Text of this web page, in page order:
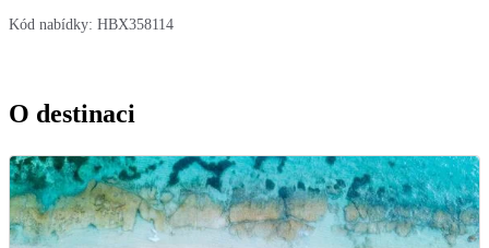
Kód nabídky: HBX358114
O destinaci